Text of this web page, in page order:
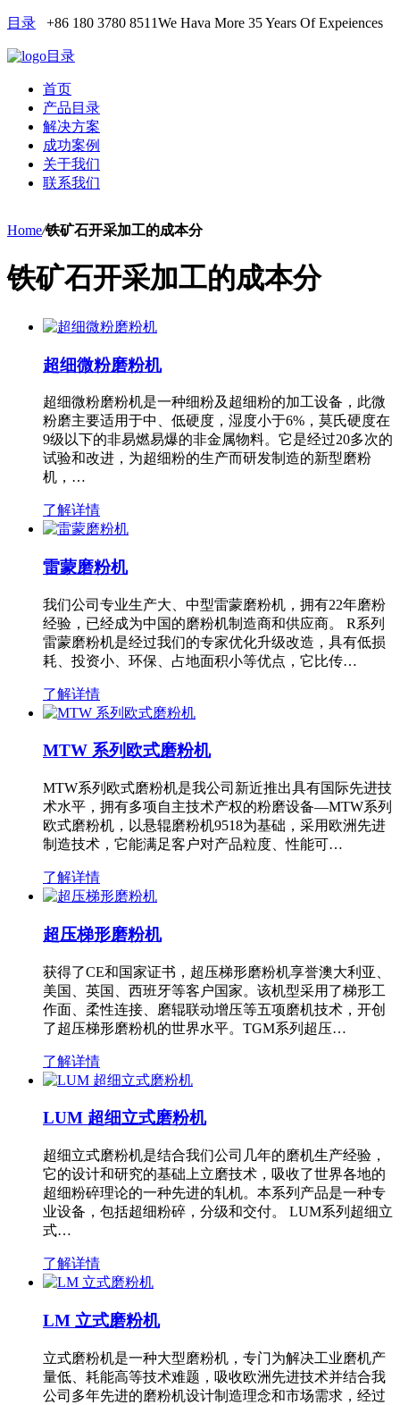
目录 +86 180 3780 8511We Hava More 35 Years Of Expeiences
目录
首页
产品目录
解决方案
成功案例
关于我们
联系我们
Home/铁矿石开采加工的成本分
铁矿石开采加工的成本分
超细微粉磨粉机
超细微粉磨粉机是一种细粉及超细粉的加工设备，此微
粉磨主要适用于中、低硬度，湿度小于6%，莫氏硬度在
9级以下的非易燃易爆的非金属物料。它是经过20多次的
试验和改进，为超细粉的生产而研发制造的新型磨粉
机，…
了解详情
雷蒙磨粉机
我们公司专业生产大、中型雷蒙磨粉机，拥有22年磨粉
经验，已经成为中国的磨粉机制造商和供应商。 R系列
雷蒙磨粉机是经过我们的专家优化升级改造，具有低损
耗、投资小、环保、占地面积小等优点，它比传…
了解详情
MTW 系列欧式磨粉机
MTW系列欧式磨粉机是我公司新近推出具有国际先进技
术水平，拥有多项自主技术产权的粉磨设备—MTW系列
欧式磨粉机，以悬辊磨粉机9518为基础，采用欧洲先进
制造技术，它能满足客户对产品粒度、性能可…
了解详情
超压梯形磨粉机
获得了CE和国家证书，超压梯形磨粉机享誉澳大利亚、
美国、英国、西班牙等客户国家。该机型采用了梯形工
作面、柔性连接、磨辊联动增压等五项磨机技术，开创
了超压梯形磨粉机的世界水平。TGM系列超压…
了解详情
LUM 超细立式磨粉机
超细立式磨粉机是结合我们公司几年的磨机生产经验，
它的设计和研究的基础上立磨技术，吸收了世界各地的
超细粉碎理论的一种先进的轧机。本系列产品是一种专
业设备，包括超细粉碎，分级和交付。 LUM系列超细立
式…
了解详情
LM 立式磨粉机
立式磨粉机是一种大型磨粉机，专门为解决工业磨机产
量低、耗能高等技术难题，吸收欧洲先进技术并结合我
公司多年先进的磨粉机设计制造理念和市场需求，经过